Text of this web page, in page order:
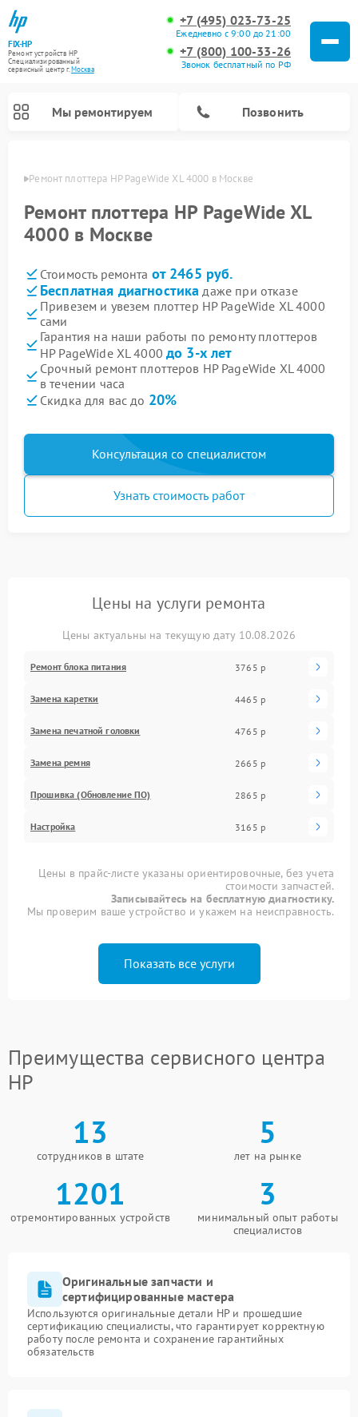
FIX-HP
Ремонт устройств HP
Специализированный
cервисный центр г.Москва
+7 (495) 023-73-25
Ежедневно с 9:00 до 21:00
+7 (800) 100-33-26
Звонок бесплатный по РФ
Мы ремонтируем Позвонить
Ремонт плоттера HP PageWide XL 4000 в Москве
Ремонт плоттера HP PageWide XL
4000 в Москве
Стоимость ремонта от 2465 руб.
Бесплатная диагностика даже при отказе
Привезем и увезем плоттер HP PageWide XL 4000
сами
Гарантия на наши работы по ремонту плоттеров
HP PageWide XL 4000 до 3-х лет
Срочный ремонт плоттеров HP PageWide XL 4000
в течении часа
Скидка для вас до 20%
Консультация со специалистом
Узнать стоимость работ
Цены на услуги ремонта
Цены актуальны на текущую дату 10.08.2026
Ремонт блока питания 3765 р
Замена каретки 4465 р
Замена печатной головки 4765 р
Замена ремня 2665 р
Прошивка (Обновление ПО) 2865 р
Настройка 3165 р
Цены в прайс-листе указаны ориентировочные, без учета
стоимости запчастей.
Записывайтесь на бесплатную диагностику.
Мы проверим ваше устройство и укажем на неисправность.
Показать все услуги
Преимущества сервисного центра
HP
13
сотрудников в штате
5
лет на рынке
1201
отремонтированных устройств
3
минимальный опыт работы
специалистов
Оригинальные запчасти и
сертифицированные мастера
Используются оригинальные детали HP и прошедшие
сертификацию специалисты, что гарантирует корректную
работу после ремонта и сохранение гарантийных
обязательств